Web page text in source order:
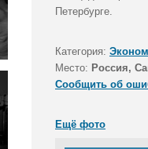
Петербурге.
Категория:
Место: Россия,
Сообщить об
Ещё фото